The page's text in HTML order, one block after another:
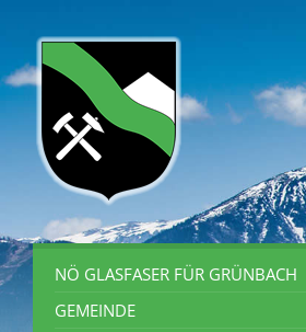
NÖ GLASFASER FÜR GRÜNBACH
GEMEINDE